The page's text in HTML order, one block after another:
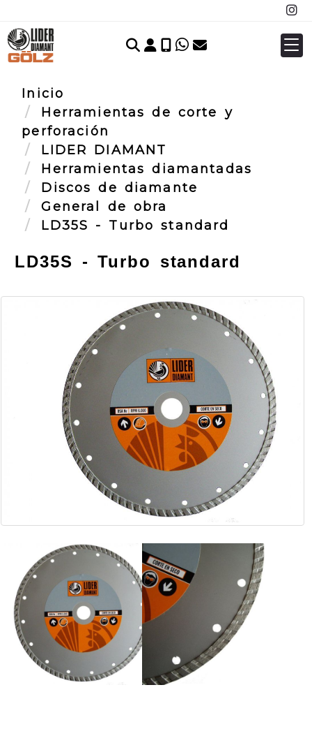
Identifícate
Inicio
Herramientas de corte y
perforación
LIDER DIAMANT
Herramientas diamantadas
Discos de diamante
General de obra
LD35S - Turbo standard
LD35S - Turbo standard